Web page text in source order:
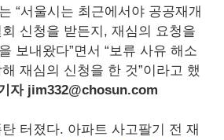
“서울시는 최근에서야 공공재개
신청을 받든지, 재심의 요청을
보내왔다”면서 “보류 사유 해소
재심의 신청을 한 것”이라고 했
자 jim332@chosun.com
터졌다. 아파트 사고팔기 전 재